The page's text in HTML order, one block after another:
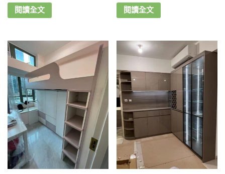
閱讀全文 閱讀全文